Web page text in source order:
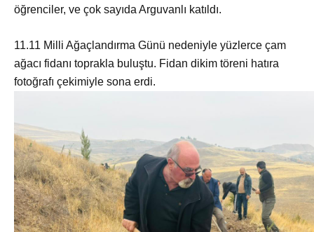
öğrenciler, ve çok sayıda Arguvanlı katıldı.
11.11 Milli Ağaçlandırma Günü nedeniyle yüzlerce çam
ağacı fidanı toprakla buluştu. Fidan dikim töreni hatıra
fotoğrafı çekimiyle sona erdi.